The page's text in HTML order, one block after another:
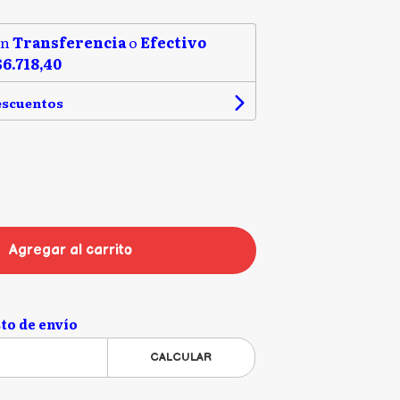
Transferenciao Efectivo
Agregar al carrito
de envío
CALCULAR